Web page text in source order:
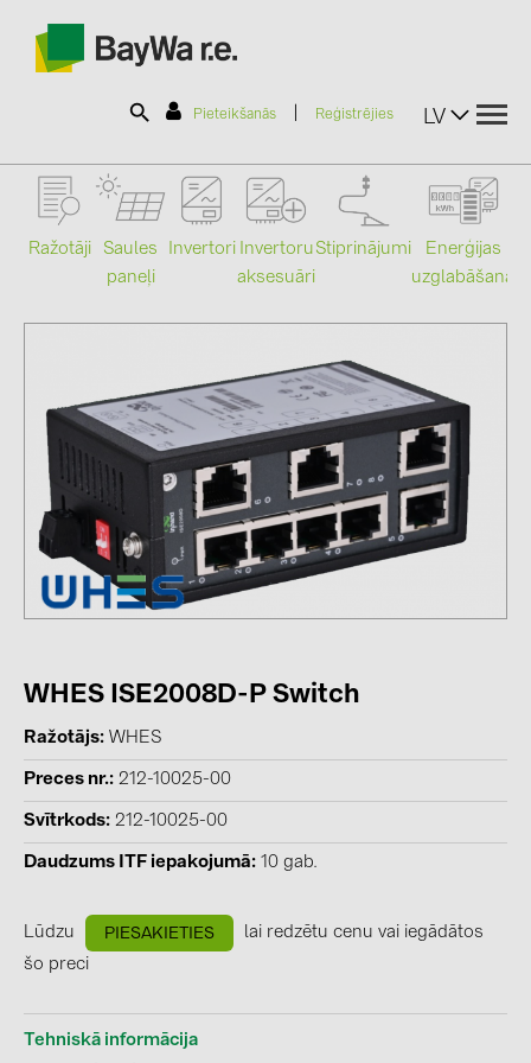
Pieteikšanās Reģistrējies LV
SOLAR-PLANIT
Jaunumi
Katalogi
kontakti
Saules paneļi (19)
Invertori (105)
Invertoru aksesuāri (84)
Enerģijas uzglabāšana (74)
E-Mobilitāte (19)
RAŽOTĀJI
AIKO Solar (2)
Ražotāji
Saules
paneļi
Invertori Invertoru
aksesuāri
Stiprinājumi
Enerģijas
uzglabāšana
WHES ISE2008D-P Switch
Ražotājs WHES
Preces nr. 212-10025-00
Svītrkods 212-10025-00
Daudzums ITF iepakojumā 10 gab.
Lūdzu PIESAKIETIES
lai redzētu cenu vai iegādātos
šo preci
Tehniskā informācija